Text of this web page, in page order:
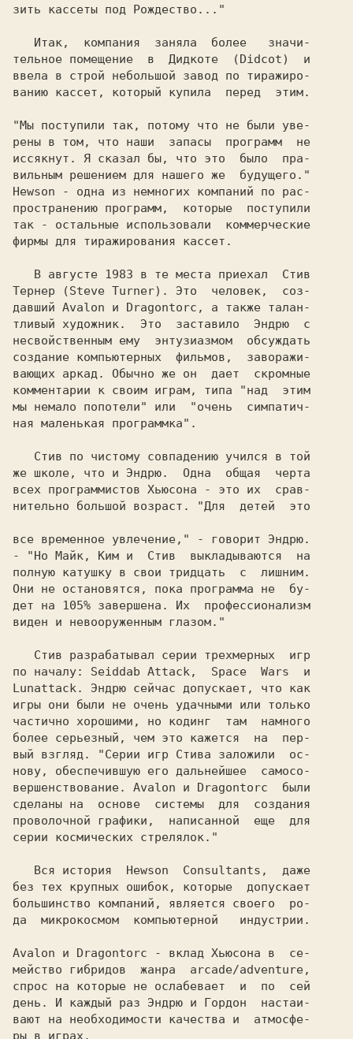
зить кассеты под Рождество..."
тельное помещение  в  Дидкоте  (Didcot)  и
ввела в строй небольшой завод по тиражиро-
ванию кассет, который купила  перед  этим.
"Мы поступили так, потому что не были уве-
рены в том, что наши  запасы  программ  не
иссякнут. Я сказал бы, что это  было  пра-
Hewson - одна из немногих компаний по рас-
пространению программ,  которые  поступили
так - остальные использовали  коммерческие
фирмы для тиражирования кассет.
   В августе 1983 в те места приехал
Стив
Тернер (Steve Turner). Это  человек,  соз-
давший Avalon и Dragontorc, а также талан-
тливый художник.  Это  заставило Эндрю с
несвойственным ему  энтузиазмом  обсуждать
создание компьютерных  фильмов,  заворажи-
вающих аркад. Обычно же он  дает  скромные
комментарии к своим играм, типа "над  этим
мы немало попотели" или  "очень  симпатич-
ная маленькая программка".
   Стив
по чистому совпадению учился в той
же школе, что и Эндрю. Одна  общая  черта
всех программистов Хьюсона
- это их  срав-
нительно большой возраст.
"Для  детей  это
все временное увлечение," - говорит
- "Hо Майк, Ким и  Стив  выкладываются  на
полную катушку в свои тридцать  с  лишним.
Они не остановятся, пока программа не  бу-
дет на 105% завершена. Их  профессионализм
виден и невооруженным глазом."
   Стив
разрабатывал серии трехмерных  игр
по началу: Seiddab Attack, Space Wars
Lunattack. Эндрю сейчас допускает, что как
игры они были не очень удачными или только
частично хорошими, но кодинг  там  намного
более серьезный, чем это кажется  на  пер-
вый взгляд.
"Серии игр Стива заложили  ос-
нову, обеспечившую его дальнейшее  самосо-
вершенствование. Avalon и Dragontorc  были
сделаны на  основе  системы  для  создания
проволочной графики,  написанной  еще  для
серии космических стрелялок."
   Вся история
Hewson  Consultants, даже
без тех крупных ошибок, которыe  допускает
большинство компаний, является своего  ро-
да  микрокосмом  компьютерной   индустрии.
Avalon и Dragontorc - вклад Хьюсона в  се-
мейство гибридов  жанра  аrcade/adventure,
спрос на которые не ослабевает  и  по  сей
день. И каждый раз Эндрю и Гордон настаи-
вают на необходимости качества и  атмосфе-
ры в играх.